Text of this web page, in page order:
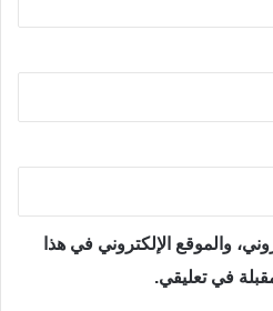
والموقع الإلكتروني في هذا
في تعليقي.